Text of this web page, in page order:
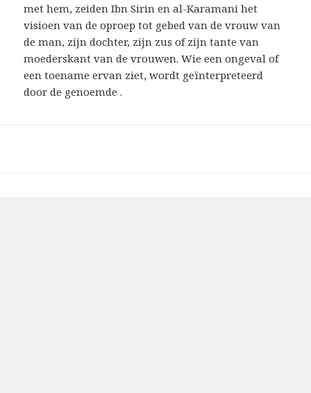
met hem, zeiden Ibn Sirin en al-Karamani het
visioen van de oproep tot gebed van de vrouw van
de man, zijn dochter, zijn zus of zijn tante van
moederskant van de vrouwen. Wie een ongeval of
een toename ervan ziet, wordt geïnterpreteerd
door de genoemde .